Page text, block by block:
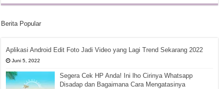
Berita Popular
Aplikasi Android Edit Foto Jadi Video yang Lagi Trend Sekarang 2022
Juni 5, 2022
Segera Cek HP Anda! Ini lho Cirinya Whatsapp
Disadap dan Bagaimana Cara Mengatasinya